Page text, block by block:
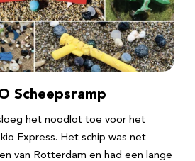
Scheepsramp
het noodlot toe voor het
Express. Het schip was net
van Rotterdam en had een lange